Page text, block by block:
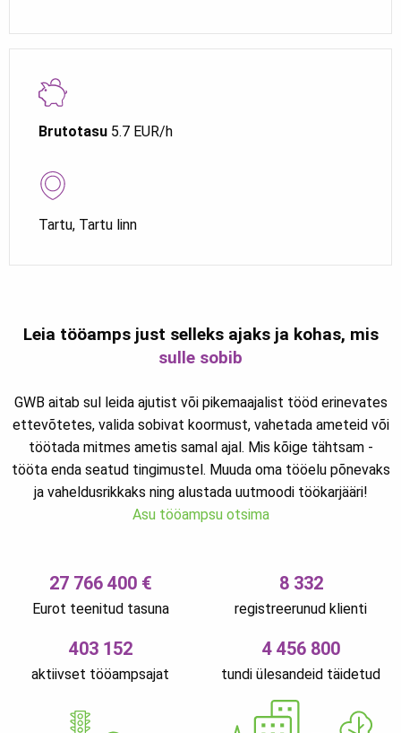
Brutotasu 5.7 EUR/h
Tartu, Tartu linn
Leia tööamps just selleks ajaks ja kohas, mis
sulle sobib
GWB aitab sul leida ajutist või pikemaajalist tööd erinevates
ettevõtetes, valida sobivat koormust, vahetada ameteid või
töötada mitmes ametis samal ajal. Mis kõige tähtsam -
tööta enda seatud tingimustel. Muuda oma tööelu põnevaks
ja vaheldusrikkaks ning alustada uutmoodi töökarjääri!
Asu tööampsu otsima
27 766 400 €
Eurot teenitud tasuna
8 332
registreerunud klienti
403 152
aktiivset tööampsajat
4 456 800
tundi ülesandeid täidetud